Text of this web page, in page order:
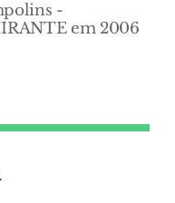
-
em 2006